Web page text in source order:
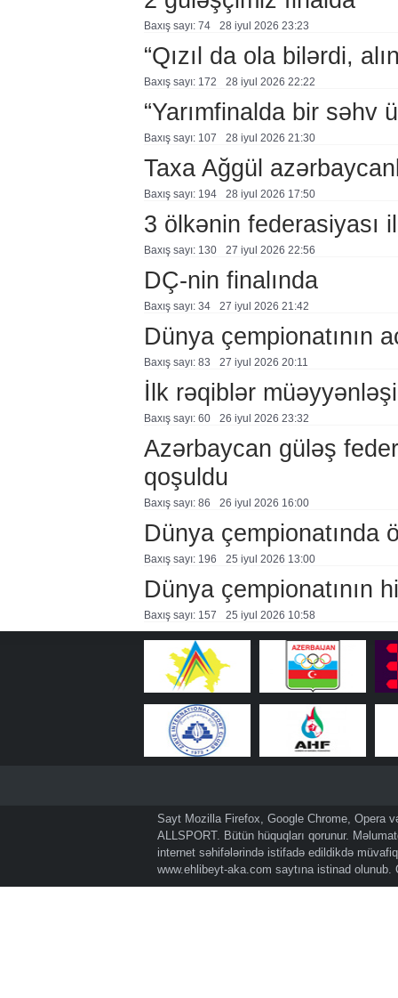
Baxış sayı: 74 28 i̇yul 2026 23:23
“Qızıl da ola bilərdi,
Baxış sayı: 172 28 i̇yul 2026 22:22
“Yarımfinalda bir səhv
Baxış sayı: 107 28 i̇yul 2026 21:30
Taxa Ağgül
Baxış sayı: 194 28 i̇yul 2026 17:50
3 ölkənin federasiyası
Baxış sayı: 130 27 i̇yul 2026 22:56
DÇ-nin finalında
Baxış sayı: 34 27 i̇yul 2026 21:42
Dünya çempionatının
Baxış sayı: 83 27 i̇yul 2026 20:11
İlk rəqiblər
Baxış sayı: 60 26 i̇yul 2026 23:32
Azərbaycan güləş
qoşuldu
Baxış sayı: 86 26 i̇yul 2026 16:00
Dünya çempionatında
Baxış sayı: 196 25 i̇yul 2026 13:00
Dünya çempionatının
Baxış sayı: 157 25 i̇yul 2026 10:58
Sayt Mozilla Firefox, Google Chrome, Opera
ALLSPORT. Bütün hüquqları qorunur.
internet səhifələrində istifadə edildikdə
www.ehlibeyt-aka.com saytına istinad olunub.